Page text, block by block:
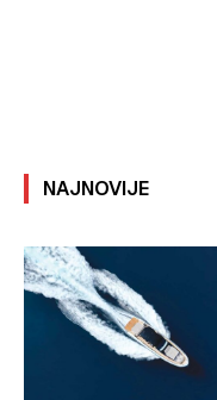
NAJNOVIJE